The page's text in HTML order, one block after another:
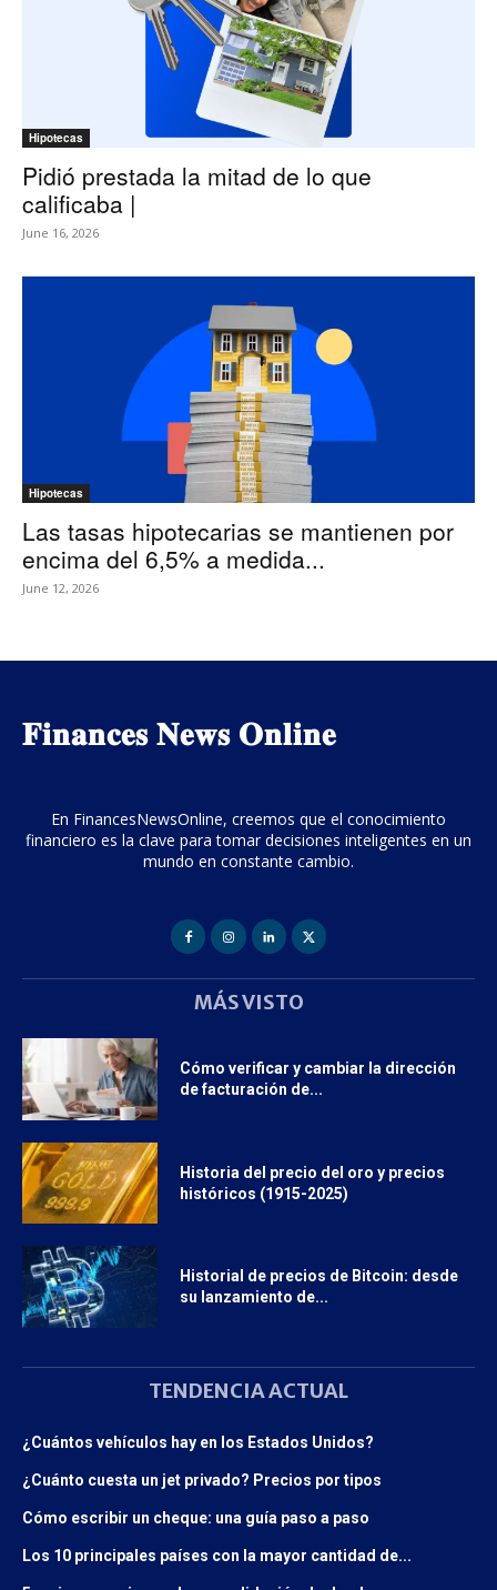
Hipotecas
Pidió prestada la mitad de lo que
calificaba |
June 16, 2026
Hipotecas
Las tasas hipotecarias se mantienen por
encima del 6,5% a medida...
June 12, 2026
𝐅𝐢𝐧𝐚𝐧𝐜𝐞𝐬 𝐍𝐞𝐰𝐬 𝐎𝐧𝐥𝐢𝐧𝐞
En FinancesNewsOnline, creemos que el conocimiento
financiero es la clave para tomar decisiones inteligentes en un
mundo en constante cambio.
MÁS VISTO
Cómo verificar y cambiar la dirección
de facturación de...
Historia del precio del oro y precios
históricos (1915-2025)
Historial de precios de Bitcoin: desde
su lanzamiento de...
TENDENCIA ACTUAL
¿Cuántos vehículos hay en los Estados Unidos?
¿Cuánto cuesta un jet privado? Precios por tipos
Cómo escribir un cheque: una guía paso a paso
Los 10 principales países con la mayor cantidad de...